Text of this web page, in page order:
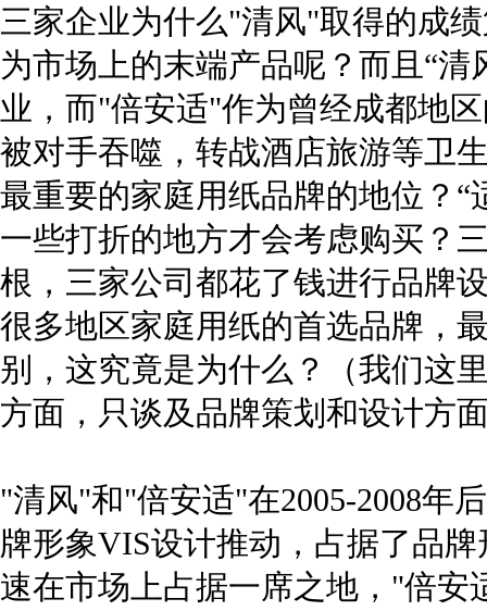
三家企业为什么"清风"取得的成
为市场上的末端产品呢？而且“
业，而"倍安适"作为曾经成都地
被对手吞噬，转战酒店旅游等卫
最重要的家庭用纸品牌的地位？
一些打折的地方才会考虑购买？
根，三家公司都花了钱进行品牌
很多地区家庭用纸的首选品牌，
别，这究竟是为什么？（我们这
方面，只谈及品牌策划和设计方
"清风"和"倍安适"在2005-2008年
牌形象VIS设计推动，占据了品
速在市场上占据一席之地，"倍